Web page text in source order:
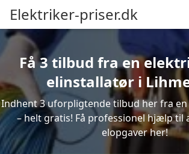
Elektriker-priser.dk
Få 3 tilbud fra en
elinstallatør i
Indhent 3 uforpligtende tilbud her fra
– helt gratis! Få professionel hjælp til
elopgaver her!